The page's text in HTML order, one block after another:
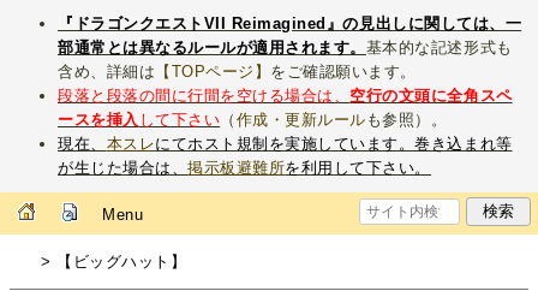
『ドラゴンクエストVII Reimagined』の見出しに関しては、一
部通常とは異なるルールが適用されます。 基本的な記述形式も
含め、詳細は 【TOPページ】 をご確認願います。
段落と段落の間に行間を空ける場合は、 空行の文頭に全角スペ
ースを挿入 して下さい （ 作成・更新ルール も参照）。
現在、 本スレにてホスト規制を実施しています。巻き込まれ等
が生じた場合は、掲示板避難所を利用して下さい。
Menu
> 【ビッグハット】